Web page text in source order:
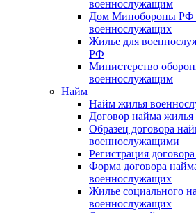
военнослужащим
Дом Минобороны РФ
военнослужащих
Жилье для
РФ
Министерство
военнослужащим
Найм
Найм жилья
Договор найма
Образец договора
военнослужащими
Регистрация
Форма договора
военнослужащих
Жилье социального
военнослужащих